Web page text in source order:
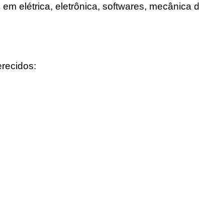
elétrica, eletrônica, softwares, mecânica